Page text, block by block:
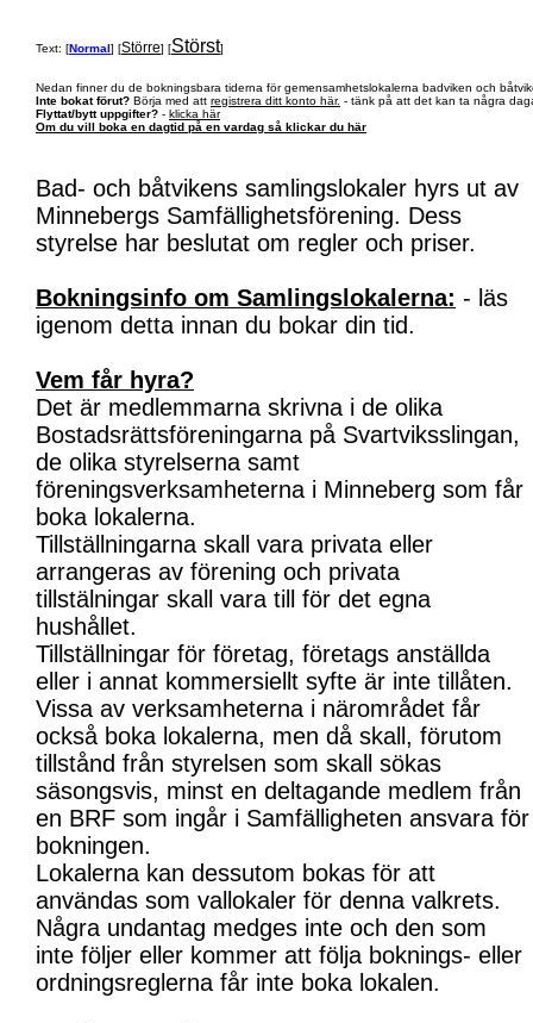
Text: [Normal] [Större] [Störst]
Nedan finner du de bokningsbara tiderna för gemensamhetslokalerna badviken och
Inte bokat förut? Börja med att registrera ditt konto här. - tänk på att det kan ta några
Flyttat/bytt uppgifter? - klicka här
Om du vill boka en dagtid på en vardag så klickar du här
Bad- och båtvikens samlingslokaler hyrs ut av
Minnebergs Samfällighetsförening. Dess
styrelse har beslutat om regler och priser.
Bokningsinfo om Samlingslokalerna: - läs
igenom detta innan du bokar din tid.
Vem får hyra?
Det är medlemmarna skrivna i de olika
Bostadsrättsföreningarna på Svartviksslingan,
de olika styrelserna samt
föreningsverksamheterna i Minneberg som får
boka lokalerna.
Tillställningarna skall vara privata eller
arrangeras av förening och privata
tillstälningar skall vara till för det egna
hushållet.
Tillställningar för företag, företags anställda
eller i annat kommersiellt syfte är inte tillåten.
Vissa av verksamheterna i närområdet får
också boka lokalerna, men då skall, förutom
tillstånd från styrelsen som skall sökas
säsongsvis, minst en deltagande medlem från
en BRF som ingår i Samfälligheten ansvara för
bokningen.
Lokalerna kan dessutom bokas för att
användas som vallokaler för denna valkrets.
Några undantag medges inte och den som
inte följer eller kommer att följa boknings- eller
ordningsreglerna får inte boka lokalen.